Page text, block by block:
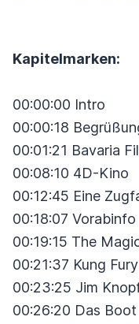
Kapitelmarken:
00:00:00 Intro
00:00:18
00:01:21 Bavaria
00:08:10 4D-Kino
00:12:45 Eine
00:18:07 Vorabinfo
00:19:15 The
00:21:37 Kung
00:23:25 Jim
00:26:20 Das Boot